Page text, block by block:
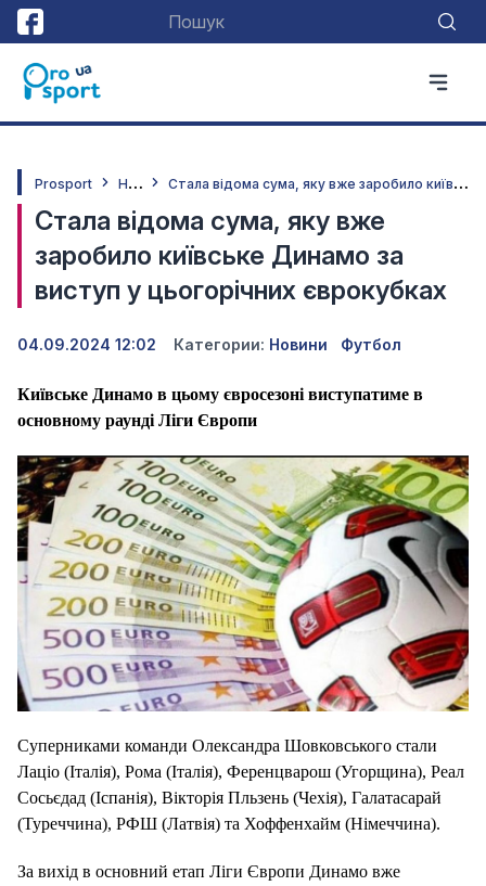
Prosport Н
овини С
тала відома сума, яку вже заробило київське Динамо за виступ у цьогорічних єврокубках
Стала відома сума, яку вже
заробило київське Динамо за
виступ у цьогорічних єврокубках
04.09.2024 12:02 Категории: Новини Футбол
Київське Динамо в цьому євросезоні виступатиме в
основному раунді Ліги Європи
Суперниками команди Олександра Шовковського стали
Лаціо (Італія), Рома (Італія), Ференцварош (Угорщина), Реал
Сосьєдад (Іспанія), Вікторія Пльзень (Чехія), Галатасарай
(Туреччина), РФШ (Латвія) та Хоффенхайм (Німеччина).
За вихід в основний етап Ліги Європи Динамо вже